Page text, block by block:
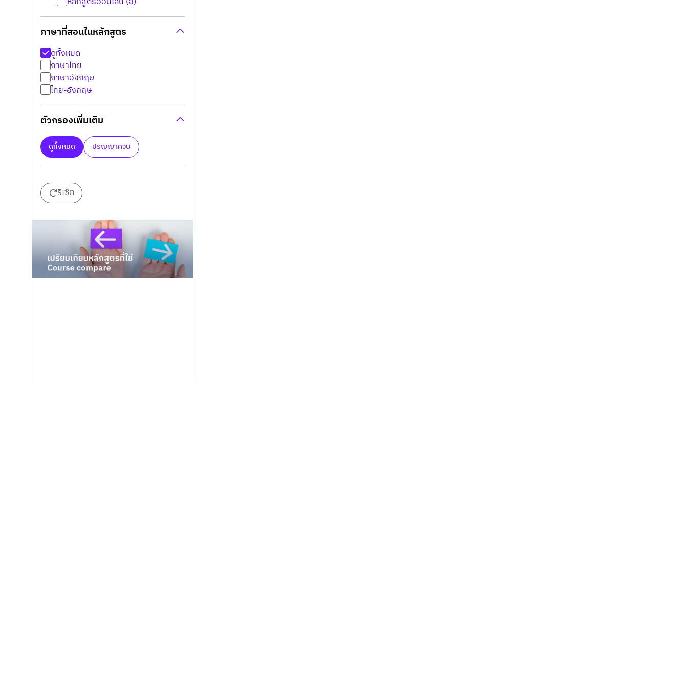
ภาษาที่สอนในหลักสูตร
ดูทั้งหมด
ภาษาไทย
ภาษาอังกฤษ
ไทย-อังกฤษ
ตัวกรองเพิ่มเติม
ดูทั้งหมด ปริญญาควบ
รีเซ็ต